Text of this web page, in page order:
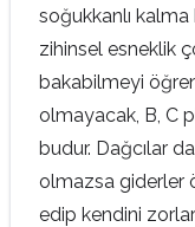
soğukkanlı
zihinsel esneklik
bakabilmeyi
olmayacak, B, C
budur. Dağcılar
olmazsa giderler
edip kendini